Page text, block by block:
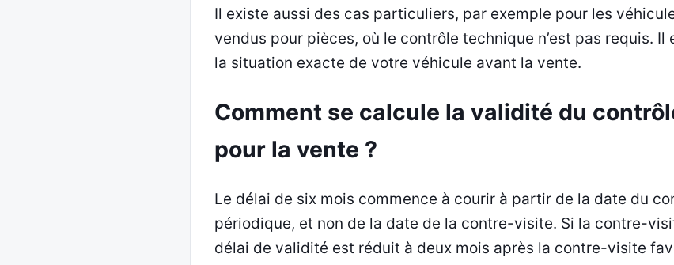
Il existe aussi des cas particuliers, par exemple pour les
vendus pour pièces, où le contrôle technique n’est pas requis.
la situation exacte de votre véhicule avant la vente.
Comment se calcule la validité du
pour la vente ?
Le délai de six mois commence à courir à partir de la date du
périodique, et non de la date de la contre-visite. Si la contre-
délai de validité est réduit à deux mois après la contre-visite